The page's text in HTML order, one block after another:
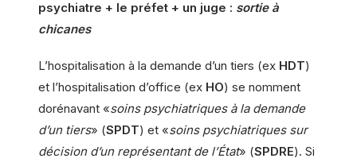
psychiatre + le préfet + un juge : sortie à
chicanes
L’hospitalisation à la demande d’un tiers (ex HDT)
et l’hospitalisation d’office (ex HO) se nomment
dorénavant «soins psychiatriques à la demande
d’un tiers» (SPDT) et «soins psychiatriques sur
décision d’un représentant de l’État» (SPDRE). Si